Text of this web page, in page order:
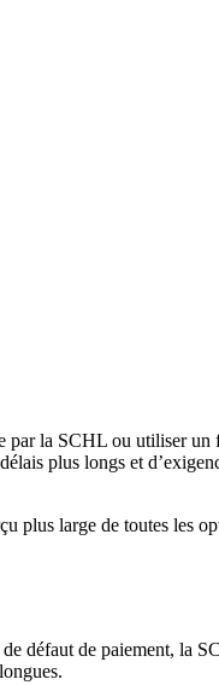
par la SCHL ou utiliser un
plus longs et
plus large de toutes les
défaut de paiement, la